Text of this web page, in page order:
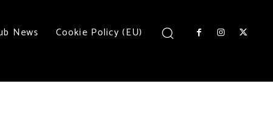
News Cookie Policy (EU)